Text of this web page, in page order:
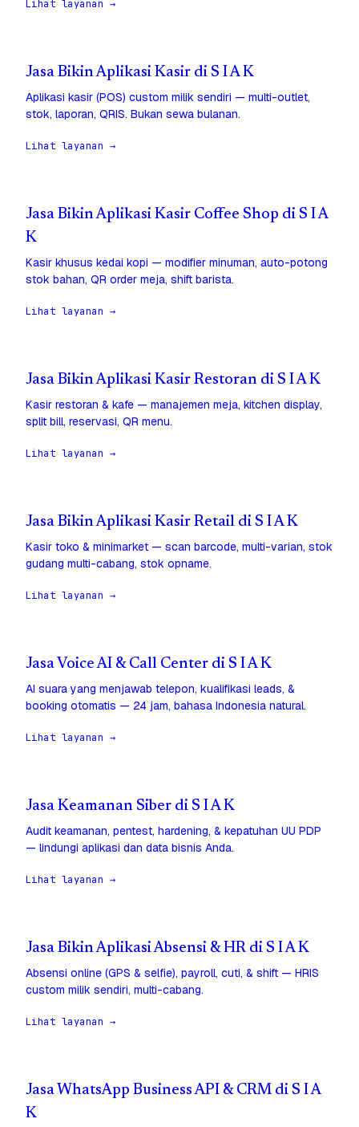
Lihat layanan →
Jasa Bikin Aplikasi Kasir di S I A K
Aplikasi kasir (POS) custom milik sendiri — multi-outlet,
stok, laporan, QRIS. Bukan sewa bulanan.
Lihat layanan →
Jasa Bikin Aplikasi Kasir Coffee Shop di S I A
K
Kasir khusus kedai kopi — modifier minuman, auto-potong
stok bahan, QR order meja, shift barista.
Lihat layanan →
Jasa Bikin Aplikasi Kasir Restoran di S I A K
Kasir restoran & kafe — manajemen meja, kitchen display,
split bill, reservasi, QR menu.
Lihat layanan →
Jasa Bikin Aplikasi Kasir Retail di S I A K
Kasir toko & minimarket — scan barcode, multi-varian, stok
gudang multi-cabang, stok opname.
Lihat layanan →
Jasa Voice AI & Call Center di S I A K
AI suara yang menjawab telepon, kualifikasi leads, &
booking otomatis — 24 jam, bahasa Indonesia natural.
Lihat layanan →
Jasa Keamanan Siber di S I A K
Audit keamanan, pentest, hardening, & kepatuhan UU PDP
— lindungi aplikasi dan data bisnis Anda.
Lihat layanan →
Jasa Bikin Aplikasi Absensi & HR di S I A K
Absensi online (GPS & selfie), payroll, cuti, & shift — HRIS
custom milik sendiri, multi-cabang.
Lihat layanan →
Jasa WhatsApp Business API & CRM di S I A
K